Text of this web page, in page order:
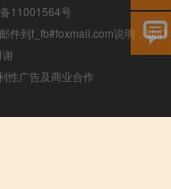
11001564号
件到f_fb#foxmail.com说明，我们
性广告及商业合作